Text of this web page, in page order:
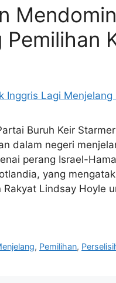
Buruh Keir
dalam negeri
perang Israel-
yang
Rakyat Lindsay Hoyle
, Pemilihan,